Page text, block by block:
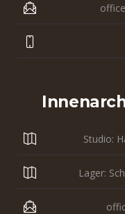
Studio:
Lager: